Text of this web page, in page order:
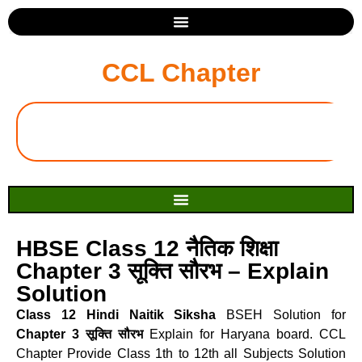
CCL Chapter
HBSE Class 12 नैतिक शिक्षा
Chapter 3 सूक्ति सौरभ – Explain
Solution
Class 12 Hindi Naitik Siksha BSEH Solution for
Chapter 3 सूक्ति सौरभExplain for Haryana board. CCL
Chapter Provide Class 1th to 12th all Subjects Solution